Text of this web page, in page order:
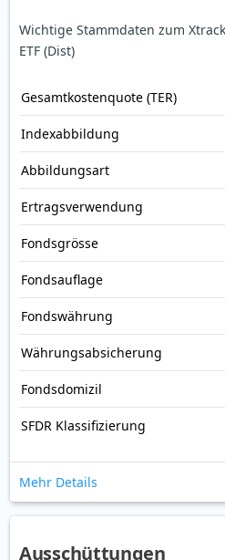
Wichtige Stammdaten zum
ETF (Dist)
Gesamt­kosten­quote (TER)
Index­abbildung
Abbildungs­art
Ertrags­verwendung
Fonds­grösse
Fonds­auflage
Fonds­währung
Währungsabsicherung
Fondsdomizil
SFDR Klassifizierung
Mehr Details
Ausschüttungen